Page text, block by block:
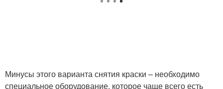
Минусы этого варианта снятия краски – необходимо
специальное оборудование, которое чаще всего есть